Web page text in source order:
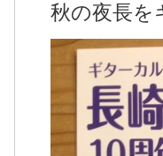
秋の夜長